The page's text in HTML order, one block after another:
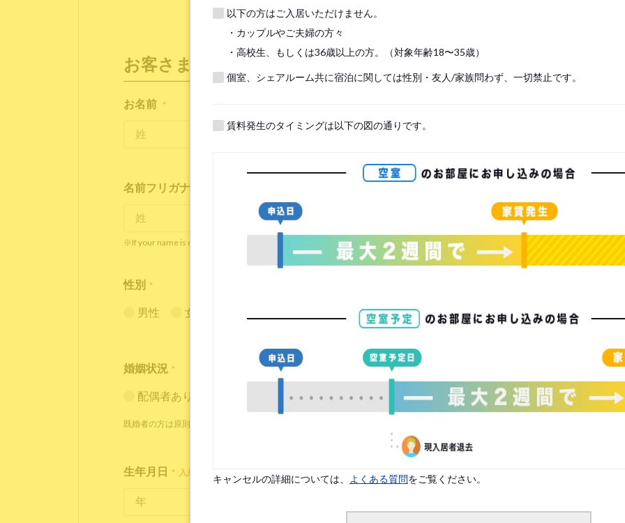
お客さま情報
お名前 *
名前フリガナ(ローマ字)
※If your name is originally spelled in roman letters, please write your name again.
性別 *
男性 女性
婚姻状況 *
配偶者あり（入居条件あり） 配偶者なし
既婚者の方は原則お断りしておりますが、状況によりご入居案内が可能です。
生年月日 * 入居時点で18歳～35歳の方が対象です。
以下の方はご入居いただけません。
・カップルやご夫婦の方々
・高校生、もしくは36歳以上の方。（対象年齢18〜35歳）
個室、シェアルーム共に宿泊に関しては性別・友人/家族問わず、一切禁止です。
賃料発生のタイミングは以下の図の通りです。
キャンセルの詳細については、 よくある質問をご覧ください。